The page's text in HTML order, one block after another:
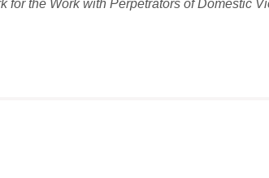
for the Work with Perpetrators of Domestic